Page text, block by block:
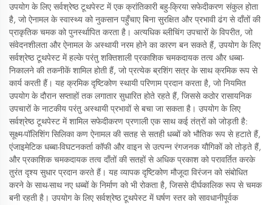
उपयोग के लिए सर्वश्रेष्ठ टूथपेस्ट में एक क्रांतिकारी बहु-क्रिया सफेदीकरण संकुल होता
है, जो ऐनामल के स्वास्थ्य को नुकसान पहुँचाए बिना सुरक्षित और प्रभावी ढंग से दाँतों की
प्राकृतिक चमक को पुनर्स्थापित करता है। अत्यधिक ब्लीचिंग उपचारों के विपरीत, जो
संवेदनशीलता और ऐनामल के अस्थायी नरम होने का कारण बन सकते हैं, उपयोग के लिए
सर्वश्रेष्ठ टूथपेस्ट में हल्के परंतु शक्तिशाली प्रकाशिक चमकदायक तत्व और धब्बा-
निकालने की तकनीकें शामिल होती हैं, जो प्रत्येक ब्रशिंग सत्र के साथ क्रमिक रूप से
कार्य करती हैं। यह क्रमिक दृष्टिकोण स्थायी परिणाम प्रदान करता है, जो नियमित
उपयोग के दौरान सप्ताहों तक लगातार सुधारित होते रहते हैं, जिससे कठोर रासायनिक
उपचारों के नाटकीय परंतु अस्थायी प्रभावों से बचा जा सकता है। उपयोग के लिए
सर्वश्रेष्ठ टूथपेस्ट में शामिल सफेदीकरण प्रणाली एक साथ कई तंत्रों को जोड़ती है:
सूक्ष्म-पॉलिशिंग सिलिका कण ऐनामल की सतह से सतही धब्बों को भौतिक रूप से हटाते हैं,
एंजाइमेटिक धब्बा-विघटनकर्ता कॉफी और वाइन से उत्पन्न रंगजनक यौगिकों को तोड़ते हैं,
और प्रकाशिक चमकदायक तत्व दाँतों की सतहों से अधिक प्रकाश को परावर्तित करके
तुरंत दृश्य सुधार प्रदान करते हैं। यह व्यापक दृष्टिकोण मौजूदा विरंजन को संबोधित
करने के साथ-साथ नए धब्बों के निर्माण को भी रोकता है, जिससे दीर्घकालिक रूप से चमक
बनी रहती है। उपयोग के लिए सर्वश्रेष्ठ टूथपेस्ट में घर्षण स्तर को सावधानीपूर्वक